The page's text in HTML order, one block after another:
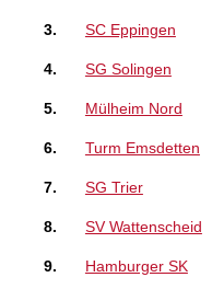
3. SC Eppingen
4. SG Solingen
5. Mülheim Nord
6. Turm Emsdetten
7. SG Trier
8. SV Wattenscheid
9. Hamburger SK